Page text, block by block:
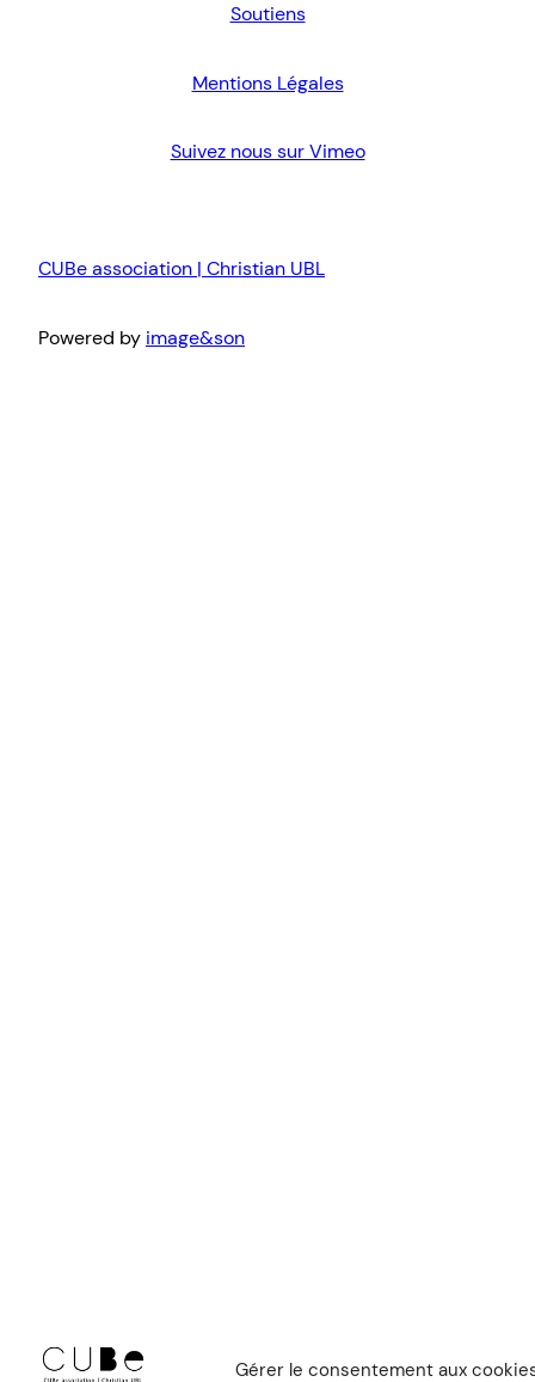
Gérer le consentement aux
Soutiens
Mentions Légales
Suivez nous sur Vimeo
CUBe association | Christian UBL
Powered by image&son